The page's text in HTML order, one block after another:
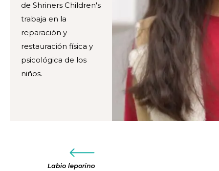
de Shriners Children's
trabaja en la
reparación y
restauración física y
psicológica de los
niños.
Labio leporino